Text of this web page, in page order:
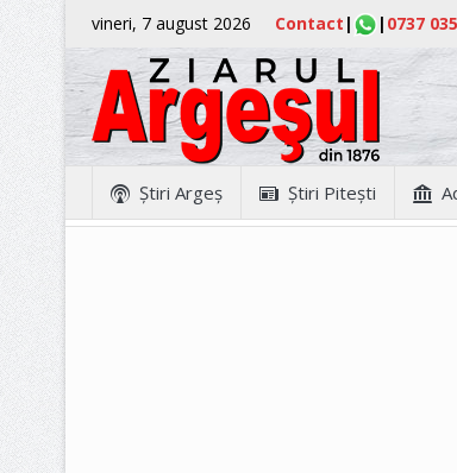
vineri, 7 august 2026 Contact | | 0737
Ştiri Argeş Ştiri Piteşti